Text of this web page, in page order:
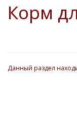
Корм
Данный раздел